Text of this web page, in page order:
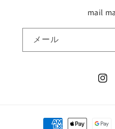
mail
メール
決